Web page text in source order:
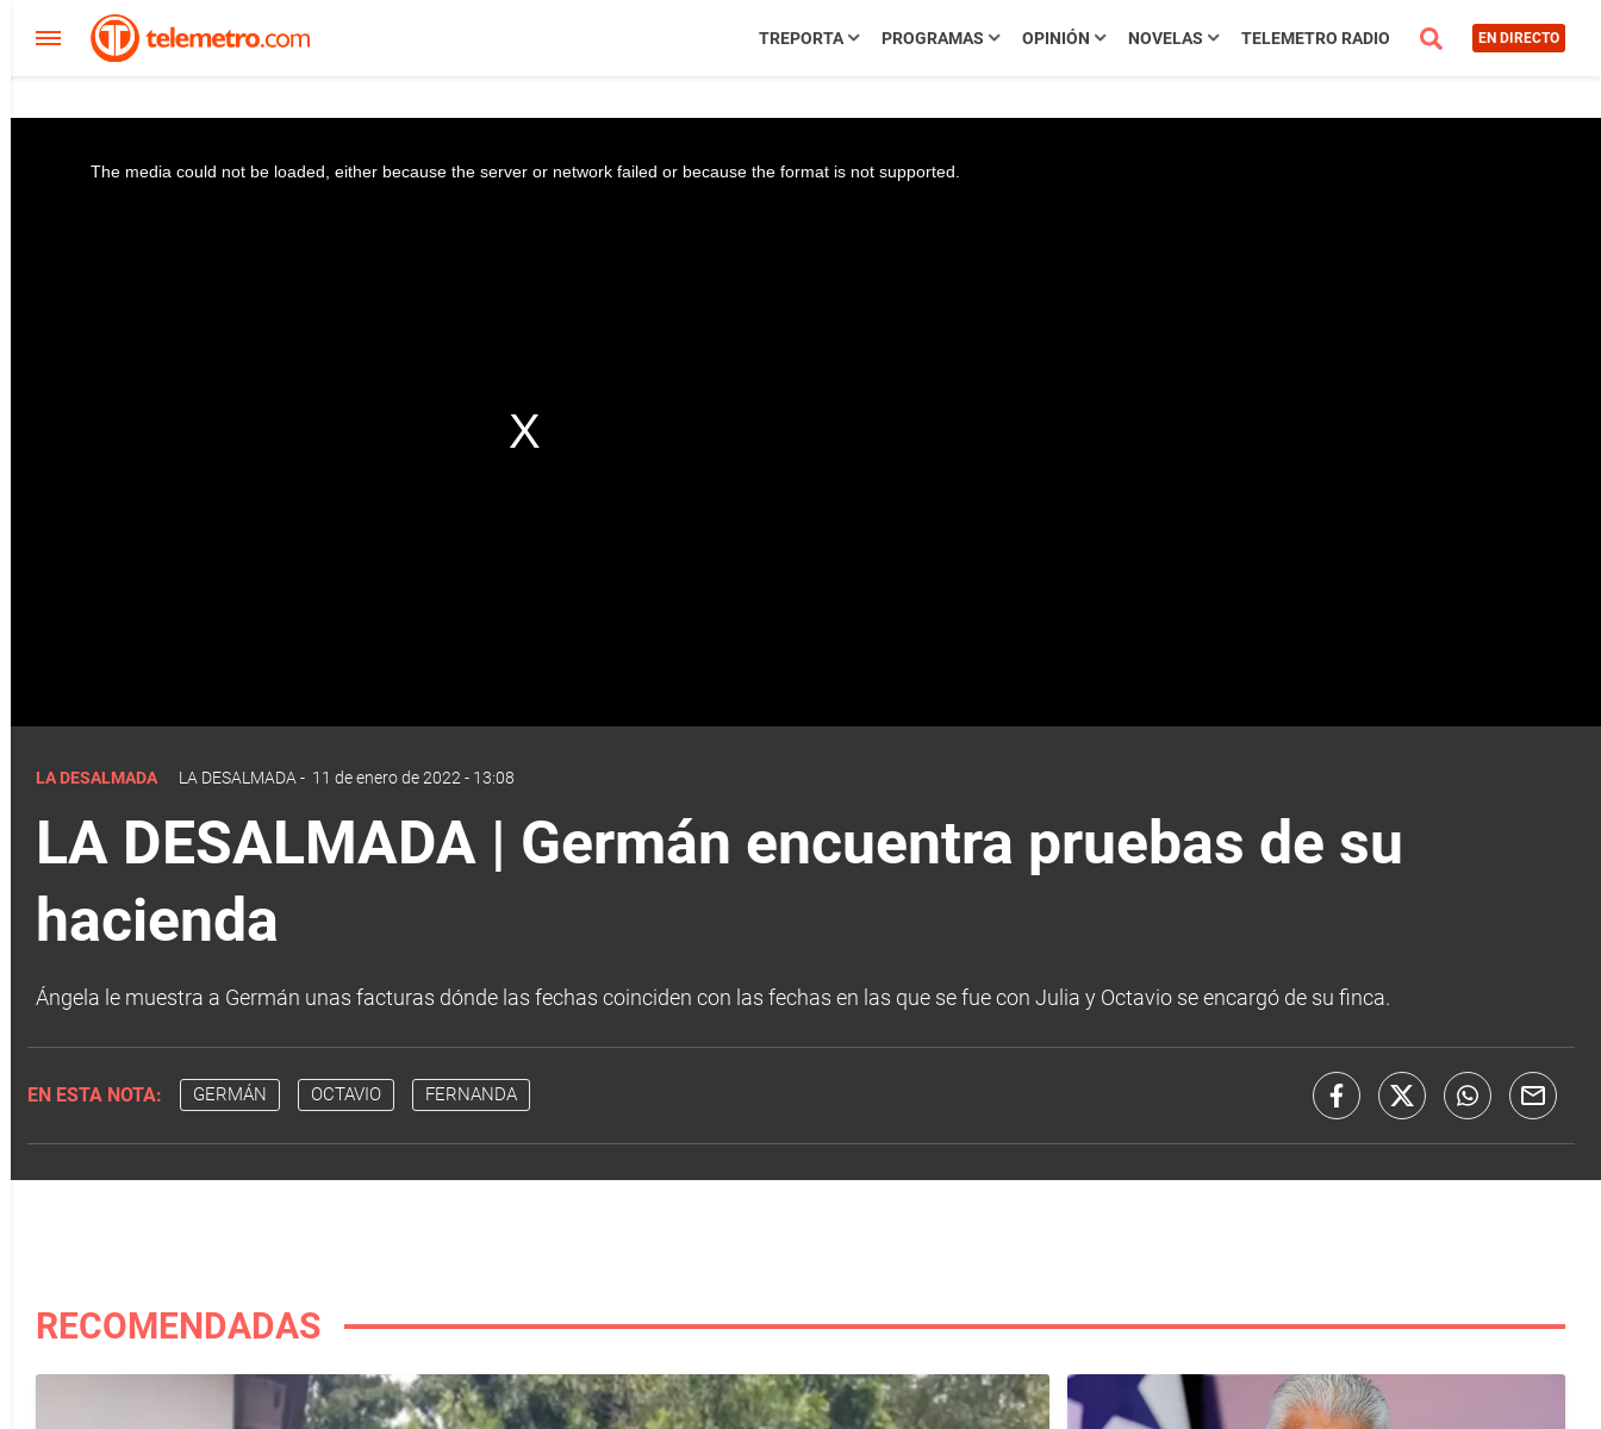
TREPORTA PROGRAMAS OPINIÓN NOVELAS TELEMETRO RADIO EN DIRECTO
The media could not be loaded, either because the server or network failed or because the format is not supported.
LA DESALMADA LA DESALMADA - 11 de enero de 2022 - 13:08
LA DESALMADA | Germán encuentra pruebas de su
hacienda
Ángela le muestra a Germán unas facturas dónde las fechas coinciden con las fechas en las que se fue con Julia y Octavio se encargó de su finca.
EN ESTA NOTA: GERMÁN OCTAVIO FERNANDA
RECOMENDADAS